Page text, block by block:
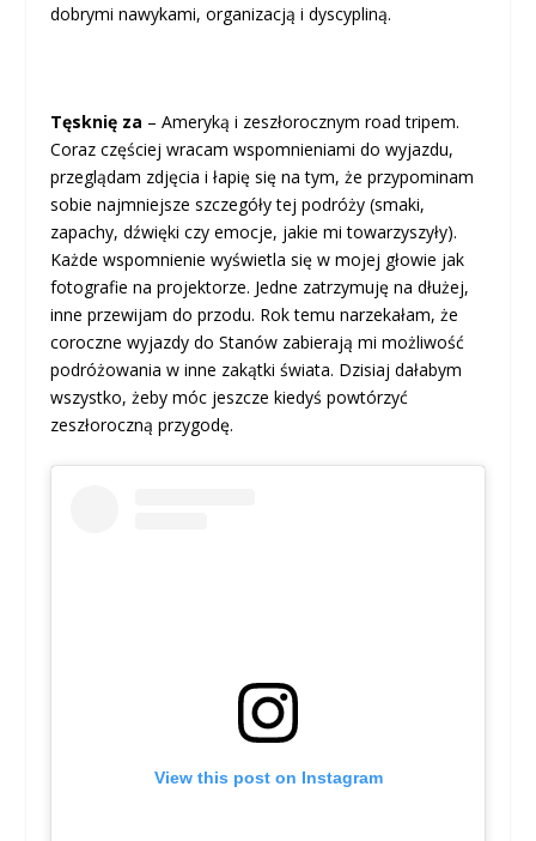
dobrymi nawykami, organizacją i dyscypliną.
Tęsknię za – Ameryką i zeszłorocznym road tripem.
Coraz częściej wracam wspomnieniami do wyjazdu,
przeglądam zdjęcia i łapię się na tym, że przypominam
sobie najmniejsze szczegóły tej podróży (smaki,
zapachy, dźwięki czy emocje, jakie mi towarzyszyły).
Każde wspomnienie wyświetla się w mojej głowie jak
fotografie na projektorze. Jedne zatrzymuję na dłużej,
inne przewijam do przodu. Rok temu narzekałam, że
coroczne wyjazdy do Stanów zabierają mi możliwość
podróżowania w inne zakątki świata. Dzisiaj dałabym
wszystko, żeby móc jeszcze kiedyś powtórzyć
zeszłoroczną przygodę.
View this post on Instagram